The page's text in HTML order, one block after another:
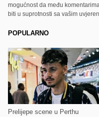
mogućnost da među
biti u suprotnosti sa vašim
POPULARNO
Prelijepe scene u Perthu